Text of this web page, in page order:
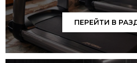
ПЕРЕЙТИ В